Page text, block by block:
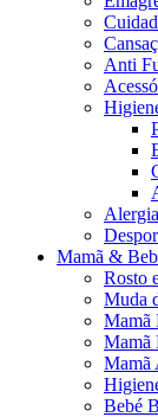
Anti
Mamã &
Rosto
Muda
Mamã
Mamã
Mamã
Bebé